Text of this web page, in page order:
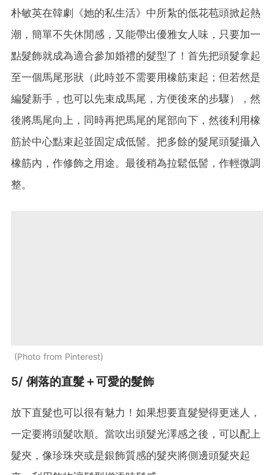
朴敏英在韓劇《她的私生活》中所紮的低花苞頭掀起熱
潮，簡單不失休閒感，又能帶出優雅女人味，只要加一
點髮飾就成為適合參加婚禮的髮型了！首先把頭髮拿起
至一個馬尾形狀（此時並不需要用橡筋束起；但若然是
編髮新手，也可以先束成馬尾，方便後來的步驟），然
後將馬尾向上，同時再把馬尾的尾部向下，然後利用橡
筋於中心點束起並固定成低髻。把多餘的髮尾頭髮攝入
橡筋內，作修飾之用途。最後稍為拉鬆低髻，作輕微調
整。
Photo from Pinterest
5/ 俐落的直髮＋可愛的髮飾
放下直髮也可以很有魅力！如果想要直髮變得更迷人，
一定要將頭髮吹順。當吹出頭髮光澤感之後，可以配上
髮夾，像珍珠夾或是銀飾質感的髮夾將側邊頭髮夾起